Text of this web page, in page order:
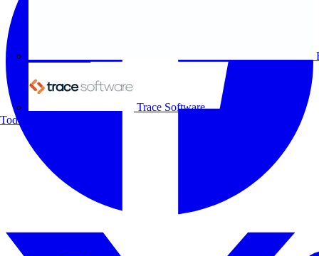
Trace Software
Todos los socios